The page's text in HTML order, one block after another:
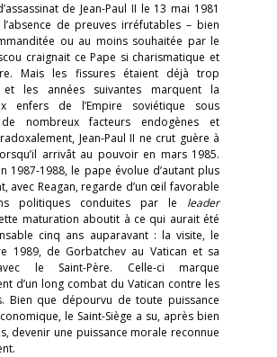
de Jean-Paul II le 13 mai 1981
de preuves irréfutables – bien
ou au moins souhaitée par le
craignait ce Pape si charismatique et
Mais les fissures étaient déjà trop
et les années suivantes marquent la
enfers de l’Empire soviétique sous
de nombreux facteurs endogènes et
Jean-Paul II ne crut guère à
arrivât au pouvoir en mars 1985.
1987-1988, le pape évolue d’autant plus
avec Reagan, regarde d’un œil favorable
politiques conduites par le leader
maturation aboutit à ce qui aurait été
cinq ans auparavant : la visite, le
1989, de Gorbatchev au Vatican et sa
le Saint-Père. Celle-ci marque
d’un long combat du Vatican contre les
Bien que dépourvu de toute puissance
le Saint-Siège a su, après bien
devenir une puissance morale reconnue